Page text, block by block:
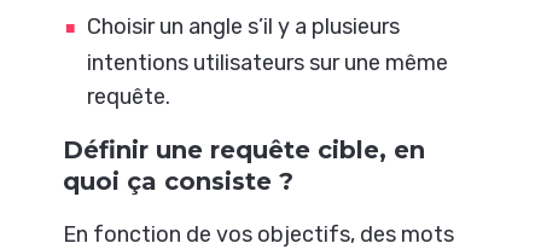
Choisir un angle s’il y a plusieurs
intentions utilisateurs sur une même
requête.
Définir une requête cible, en
quoi ça consiste ?
En fonction de vos objectifs, des mots